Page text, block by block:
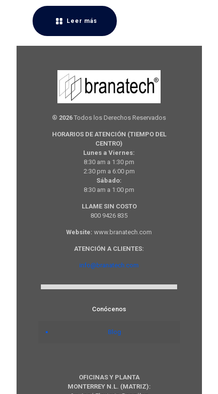
Leer más
® 2026 Todos los Derechos Reservados
HORARIOS DE ATENCIÓN (TIEMPO DEL
CENTRO)
Lunes a Viernes:
8:30 am a 1:30 pm
2:30 pm a 6:00 pm
Sábado:
8:30 am a 1:00 pm
LLAME SIN COSTO
800 9426 835
Website: www.branatech.com
ATENCIÓN A CLIENTES:
info@branatech.com
Conócenos
Blog
OFICINAS Y PLANTA
MONTERREY N.L. (MATRIZ):